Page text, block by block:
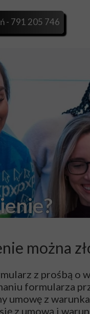
można
z prośbą o
formularza
umowę z
z umową i
- 791 205 746